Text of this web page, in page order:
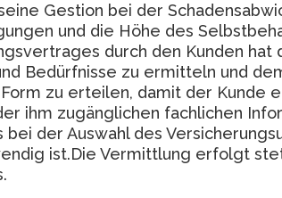
Gestion bei der
und die Höhe des
durch den Kunden hat
Bedürfnisse zu ermitteln und
zu erteilen, damit der Kunde
ihm zugänglichen fachlichen
der Auswahl des
ist.Die Vermittlung erfolgt